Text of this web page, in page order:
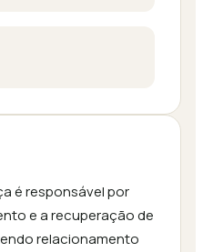
é responsável por
e a recuperação de
relacionamento